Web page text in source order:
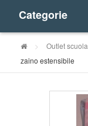
Categorie
> Outlet scuola
zaino estensibile